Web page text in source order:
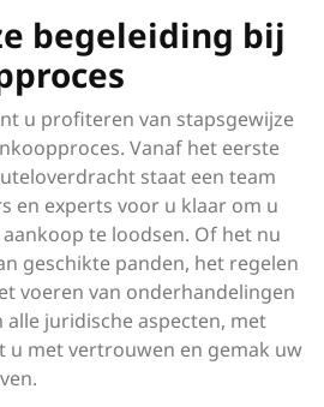
begeleiding bij
u profiteren van stapsgewijze
Vanaf het eerste
staat een team
en experts voor u klaar om u
te loodsen. Of het nu
geschikte panden, het regelen
voeren van onderhandelingen
juridische aspecten, met
u met vertrouwen en gemak uw